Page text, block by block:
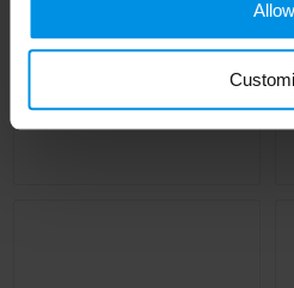
Luchtverfrisser voor in
Al vanaf € 1,64